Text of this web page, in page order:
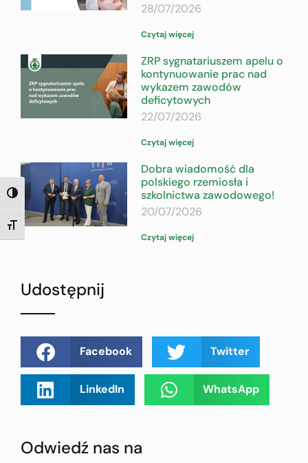
TOGGLE HIGH CONTRAST
TOGGLE FONT SIZE
28/07/2026
Czytaj więcej
ZRP sygnatariuszem apelu o
kontynuowanie prac nad
wykazem zawodów
deficytowych
22/07/2026
Czytaj więcej
Dobra wiadomość dla
polskiego rzemiosła i
szkolnictwa zawodowego!
20/07/2026
Czytaj więcej
Udostępnij
Facebook Twitter
LinkedIn WhatsApp
Odwiedź nas na